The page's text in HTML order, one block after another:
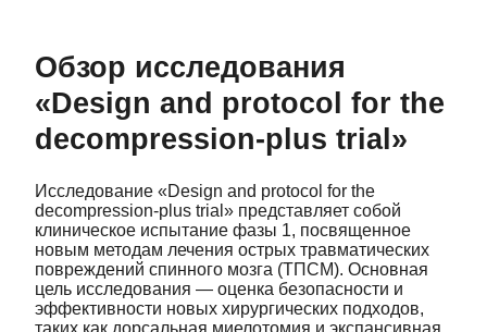
Обзор исследования
«Design and protocol for the
decompression-plus trial»
Исследование «Design and protocol for the
decompression-plus trial» представляет собой
клиническое испытание фазы 1, посвященное
новым методам лечения острых травматических
повреждений спинного мозга (ТПСМ). Основная
цель исследования — оценка безопасности и
эффективности новых хирургических подходов,
таких как дорсальная миелотомия и экспансивная